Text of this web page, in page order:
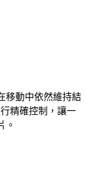
移動中依然維持結
精確控制，讓一
。